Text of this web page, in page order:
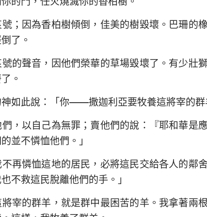
約書亞記
路得記
撒母耳記下
歷代志下
尼希米記
箴言
耶利米書
使徒行傳
加拉太書
帖撒羅尼迦前書
提摩太前書
希伯來書
；因為香柏樹傾倒，佳美的樹毀壞。巴珊的
了。
的聲音，因他們榮華的草場毀壞了。有少壯
。
如此說：「你——撒迦利亞要牧養這將宰的群
，以自己為無罪；賣他們的說：『耶和華是
並不憐恤他們。」
再憐恤這地的居民，必將這民交給各人的鄰
不救這民脫離他們的手。」
宰的群羊，就是群中最困苦的羊。我拿著兩